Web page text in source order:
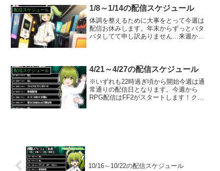
配信スケジュール 1/8～1/14の配信スケジュール
体調を整えるために大事をとって今週は
配信お休みします。年末からずっとバタ
バタしてて申し訳ありません…来週から
配信スケジュール 4/21～4/27の配信スケジュール
※いずれも22時過ぎ頃から開始今週は通
常通りの配信日となります。今週から
RPG配信はFF2がスタートします！クセ
10/16～10/22の配信スケジュール